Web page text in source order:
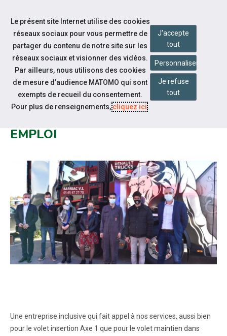
Aller au contenu
Actualités
BARRIAC VI, UNE ENTREPRISE
EMPLOI
Une entreprise inclusive qui fait appel à nos services, aussi bien
pour le volet insertion Axe 1 que pour le volet maintien dans
Le présent site Internet utilise des cookies
réseaux sociaux pour vous permettre de
partager du contenu de notre site sur les
réseaux sociaux et visionner des vidéos.
Par ailleurs, nous utilisons des cookies
de mesure d’audience MATOMO qui sont
exempts de recueil du consentement.
Pour plus de renseignements,cliquez ici.
J'accepte
tout
Personnaliser
Je refuse
tout